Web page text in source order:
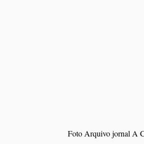
Foto Arquivo jornal A